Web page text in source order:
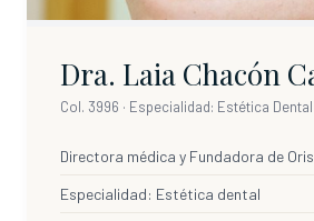
Dra. Laia Chacón
Col. 3996 · Especialidad: Estética Dental
Directora médica y Fundadora de Oris
Especialidad: Estética dental